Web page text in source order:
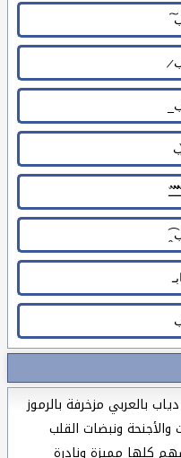
بالعربي مزخرفة بالرموز
والأجنحة ونبضات القلب
كلها مميزة ونادرة